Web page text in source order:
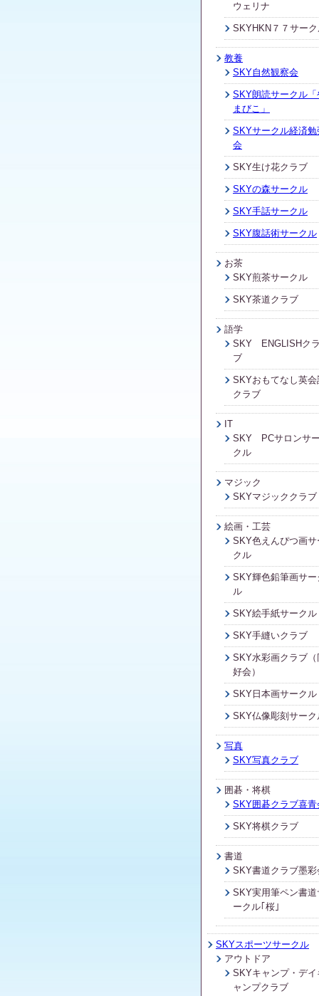
ウェリナ
SKYHKN７７サー
教養
SKY自然観察会
SKY朗読サークル「
まびこ」
SKYサークル経済勉
会
SKY生け花クラブ
SKYの森サークル
SKY手話サークル
SKY腹話術サークル
お茶
SKY煎茶サークル
SKY茶道クラブ
語学
SKY ENGLISHクラ
ブ
SKYおもてなし英会
クラブ
IT
SKY PCサロンサー
クル
マジック
SKYマジッククラブ
絵画・工芸
SKY色えんぴつ画サ
クル
SKY輝色鉛筆画サー
ル
SKY絵手紙サークル
SKY手縫いクラブ
SKY水彩画クラブ（
好会）
SKY日本画サークル
SKY仏像彫刻サーク
写真
SKY写真クラブ
囲碁・将棋
SKY囲碁クラブ喜青
SKY将棋クラブ
書道
SKY書道クラブ墨彩
SKY実用筆ペン書道
ークル｢桜｣
SKYスポーツサークル
アウトドア
SKYキャンプ・デイ
ャンプクラブ